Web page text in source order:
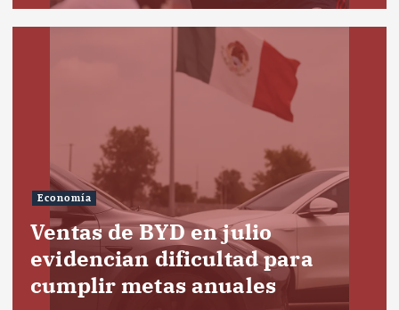
Economía
Ventas de BYD en julio
evidencian dificultad para
cumplir metas anuales